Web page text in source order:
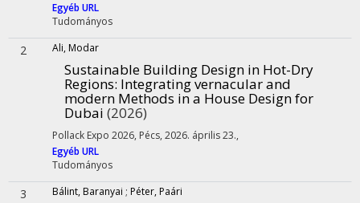
Egyéb URL
Tudományos
2 Ali, Modar
Sustainable Building Design in Hot-Dry
Regions: Integrating vernacular and
modern Methods in a House Design for
Dubai (2026)
Pollack Expo 2026, Pécs, 2026. április 23.,
Egyéb URL
Tudományos
3 Bálint, Baranyai ; Péter, Paári